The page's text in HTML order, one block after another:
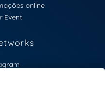
online
Event